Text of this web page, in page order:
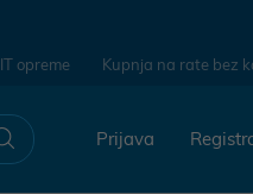
opreme Kupnja na rate bez
Prijava